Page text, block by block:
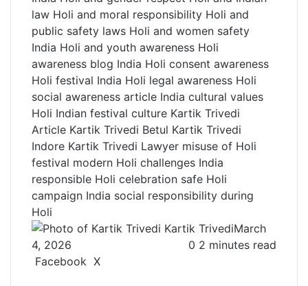
law Holi and moral responsibility Holi and
public safety laws Holi and women safety
India Holi and youth awareness Holi
awareness blog India Holi consent awareness
Holi festival India Holi legal awareness Holi
social awareness article India cultural values
Holi Indian festival culture Kartik Trivedi
Article Kartik Trivedi Betul Kartik Trivedi
Indore Kartik Trivedi Lawyer misuse of Holi
festival modern Holi challenges India
responsible Holi celebration safe Holi
campaign India social responsibility during
Holi
Kartik TrivediMarch
4, 2026
0 2 minutes read
Facebook X